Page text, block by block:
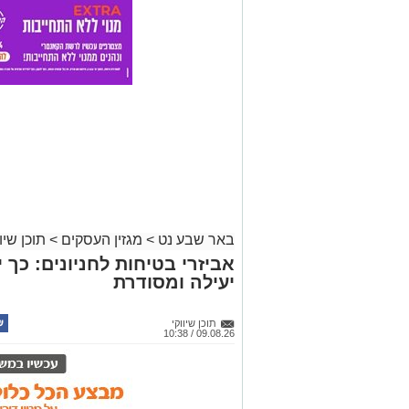
באר שבע נט > מגזין העסקים > תוכן
אביזרי בטיחות לחניונים:
יעילה ומסודרת
תוכן שיווקי
09.08.26 / 10:38